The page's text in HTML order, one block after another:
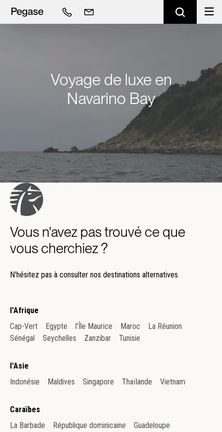
Voyage de luxe en
Navarino Bay
Vous n'avez pas trouvé ce que
vous cherchiez ?
N'hésitez pas à consulter nos destinations alternatives.
l'Afrique
Cap-Vert
Egypte l'Île Maurice Maroc
La Réunion
Sénégal
Seychelles Zanzibar Tunisie
l'Asie
Indonésie
Maldives Singapore Thaïlande Vietnam
Caraïbes
La Barbade
République dominicaine
Guadeloupe